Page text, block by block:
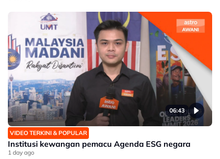
06:43
VIDEO TERKINI & POPULAR
Institusi kewangan pemacu Agenda ESG negara
1 day ago